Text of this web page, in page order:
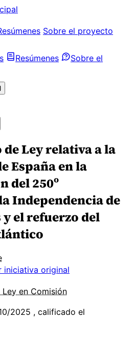
Sobre el proyecto
Resúmenes
Sobre el
Ley relativa a la
España en la
del 250º
Independencia de
y el refuerzo del
iniciativa original
en Comisión
2025 , calificado el